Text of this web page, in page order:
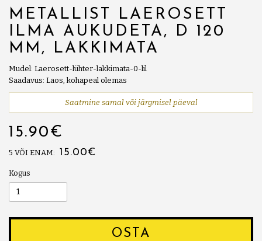
METALLIST LAEROSETT
ILMA AUKUDETA, D 120
MM, LAKKIMATA
Mudel: Laerosett-lühter-lakkimata-0-lil
Saadavus: Laos, kohapeal olemas
Saatmine samal või järgmisel päeval
15.90€
5 VÕI ENAM: 15.00€
Kogus
OSTA